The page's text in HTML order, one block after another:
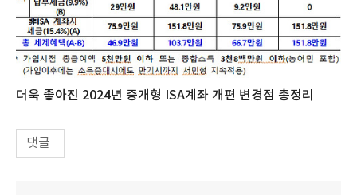
더욱 좋아진 2024년 중개형 ISA계좌 개편 변경점 총정리
댓글